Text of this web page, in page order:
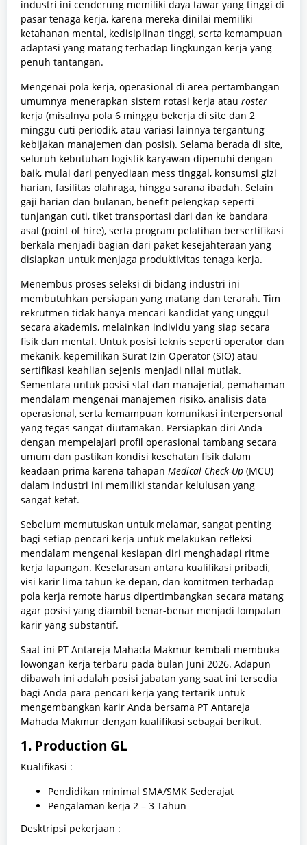
industri ini cenderung memiliki daya tawar yang tinggi di
pasar tenaga kerja, karena mereka dinilai memiliki
ketahanan mental, kedisiplinan tinggi, serta kemampuan
adaptasi yang matang terhadap lingkungan kerja yang
penuh tantangan.
Mengenai pola kerja, operasional di area pertambangan
umumnya menerapkan sistem rotasi kerja atau roster
kerja (misalnya pola 6 minggu bekerja di site dan 2
minggu cuti periodik, atau variasi lainnya tergantung
kebijakan manajemen dan posisi). Selama berada di site,
seluruh kebutuhan logistik karyawan dipenuhi dengan
baik, mulai dari penyediaan mess tinggal, konsumsi gizi
harian, fasilitas olahraga, hingga sarana ibadah. Selain
gaji harian dan bulanan, benefit pelengkap seperti
tunjangan cuti, tiket transportasi dari dan ke bandara
asal (point of hire), serta program pelatihan bersertifikasi
berkala menjadi bagian dari paket kesejahteraan yang
disiapkan untuk menjaga produktivitas tenaga kerja.
Menembus proses seleksi di bidang industri ini
membutuhkan persiapan yang matang dan terarah. Tim
rekrutmen tidak hanya mencari kandidat yang unggul
secara akademis, melainkan individu yang siap secara
fisik dan mental. Untuk posisi teknis seperti operator dan
mekanik, kepemilikan Surat Izin Operator (SIO) atau
sertifikasi keahlian sejenis menjadi nilai mutlak.
Sementara untuk posisi staf dan manajerial, pemahaman
mendalam mengenai manajemen risiko, analisis data
operasional, serta kemampuan komunikasi interpersonal
yang tegas sangat diutamakan. Persiapkan diri Anda
dengan mempelajari profil operasional tambang secara
umum dan pastikan kondisi kesehatan fisik dalam
keadaan prima karena tahapan Medical Check-Up (MCU)
dalam industri ini memiliki standar kelulusan yang
sangat ketat.
Sebelum memutuskan untuk melamar, sangat penting
bagi setiap pencari kerja untuk melakukan refleksi
mendalam mengenai kesiapan diri menghadapi ritme
kerja lapangan. Keselarasan antara kualifikasi pribadi,
visi karir lima tahun ke depan, dan komitmen terhadap
pola kerja remote harus dipertimbangkan secara matang
agar posisi yang diambil benar-benar menjadi lompatan
karir yang substantif.
Saat ini PT Antareja Mahada Makmur kembali membuka
lowongan kerja terbaru pada bulan Juni 2026. Adapun
dibawah ini adalah posisi jabatan yang saat ini tersedia
bagi Anda para pencari kerja yang tertarik untuk
mengembangkan karir Anda bersama PT Antareja
Mahada Makmur dengan kualifikasi sebagai berikut.
1. Production GL
Kualifikasi :
Pendidikan minimal SMA/SMK Sederajat
Pengalaman kerja 2 – 3 Tahun
Desktripsi pekerjaan :